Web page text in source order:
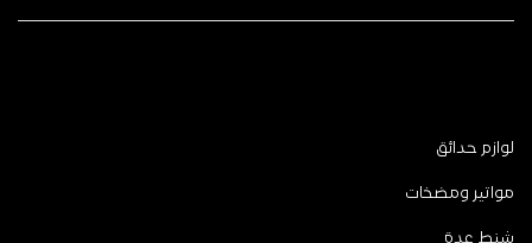
لوازم حدائق
مواتير ومضخات
شنط عدة